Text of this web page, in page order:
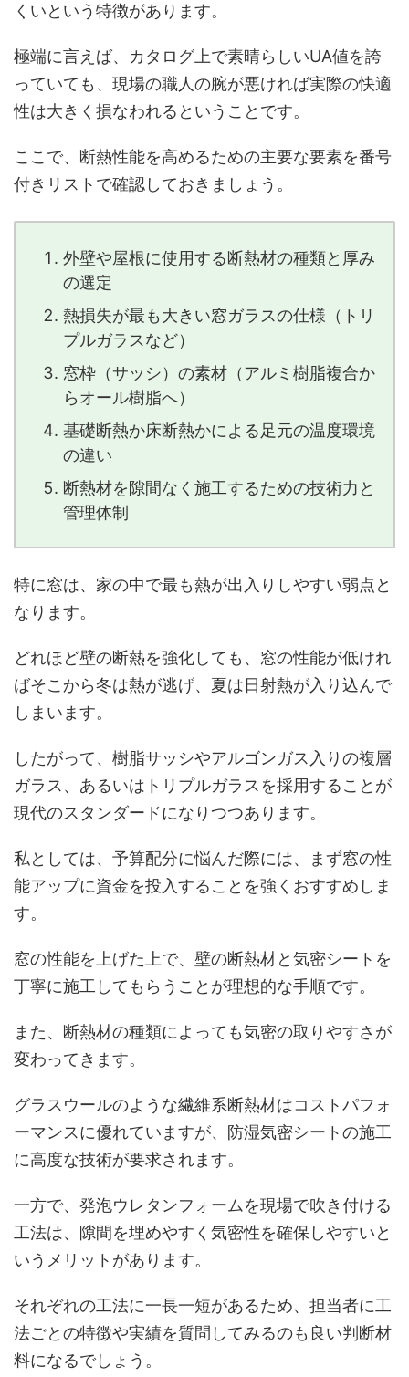
くいという特徴があります。
極端に言えば、カタログ上で素晴らしいUA値を誇
っていても、現場の職人の腕が悪ければ実際の快適
性は大きく損なわれるということです。
ここで、断熱性能を高めるための主要な要素を番号
付きリストで確認しておきましょう。
外壁や屋根に使用する断熱材の種類と厚み
の選定
熱損失が最も大きい窓ガラスの仕様（トリ
プルガラスなど）
窓枠（サッシ）の素材（アルミ樹脂複合か
らオール樹脂へ）
基礎断熱か床断熱かによる足元の温度環境
の違い
断熱材を隙間なく施工するための技術力と
管理体制
特に窓は、家の中で最も熱が出入りしやすい弱点と
なります。
どれほど壁の断熱を強化しても、窓の性能が低けれ
ばそこから冬は熱が逃げ、夏は日射熱が入り込んで
しまいます。
したがって、樹脂サッシやアルゴンガス入りの複層
ガラス、あるいはトリプルガラスを採用することが
現代のスタンダードになりつつあります。
私としては、予算配分に悩んだ際には、まず窓の性
能アップに資金を投入することを強くおすすめしま
す。
窓の性能を上げた上で、壁の断熱材と気密シートを
丁寧に施工してもらうことが理想的な手順です。
また、断熱材の種類によっても気密の取りやすさが
変わってきます。
グラスウールのような繊維系断熱材はコストパフォ
ーマンスに優れていますが、防湿気密シートの施工
に高度な技術が要求されます。
一方で、発泡ウレタンフォームを現場で吹き付ける
工法は、隙間を埋めやすく気密性を確保しやすいと
いうメリットがあります。
それぞれの工法に一長一短があるため、担当者に工
法ごとの特徴や実績を質問してみるのも良い判断材
料になるでしょう。